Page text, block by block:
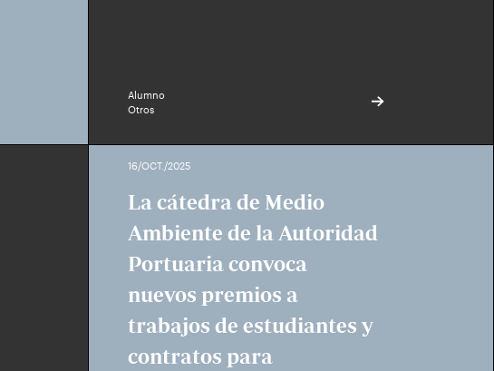
Alumno
Otros
16/OCT./2025
La cátedra de Medio
Ambiente de la Autoridad
Portuaria convoca
nuevos premios a
trabajos de estudiantes y
contratos para